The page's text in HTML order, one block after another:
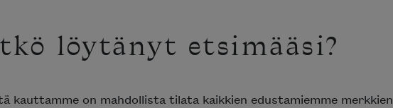
löytänyt etsimääsi?
kauttamme on mahdollista tilata kaikkien edustamiemme merkkien